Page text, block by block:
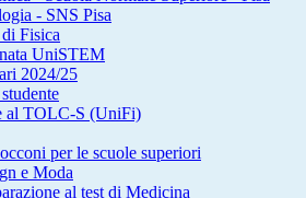
- SNS Pisa
Fisica
UniSTEM
2024/25
al TOLC-S (UniFi)
per le scuole superiori
e Moda
al test di Medicina